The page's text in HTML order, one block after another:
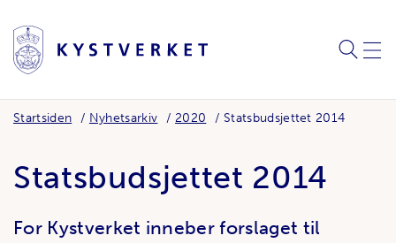
SØK
Startsiden Nyhetsarkiv 2020 Statsbudsjettet 2014
Statsbudsjettet 2014
For Kystverket inneber forslaget til